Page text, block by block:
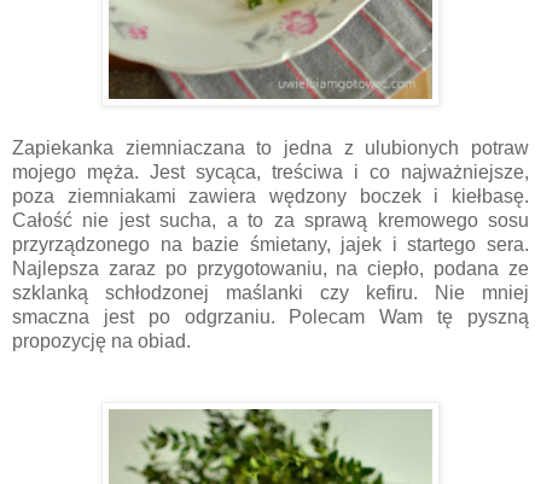
Zapiekanka ziemniaczana to jedna z ulubionych potraw
mojego męża. Jest sycąca, treściwa i co najważniejsze,
poza ziemniakami zawiera wędzony boczek i kiełbasę.
Całość nie jest sucha, a to za sprawą kremowego sosu
przyrządzonego na bazie śmietany, jajek i startego sera.
Najlepsza zaraz po przygotowaniu, na ciepło, podana ze
szklanką schłodzonej maślanki czy kefiru. Nie mniej
smaczna jest po odgrzaniu. Polecam Wam tę pyszną
propozycję na obiad.